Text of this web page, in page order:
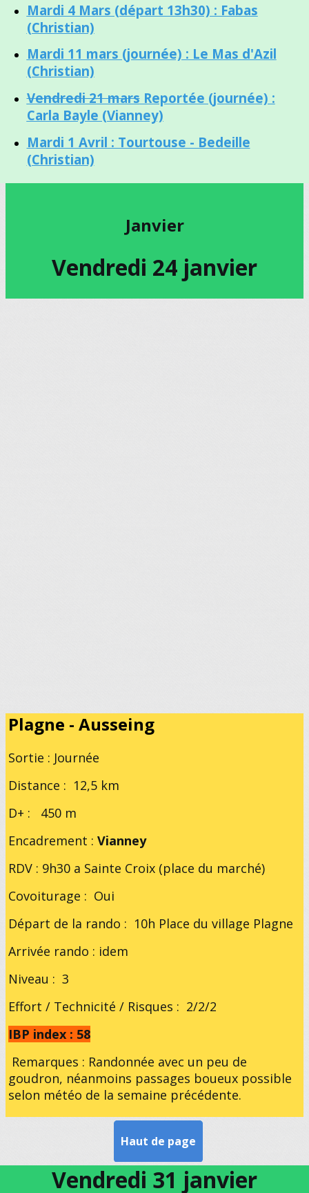
Mardi 4 Mars (départ 13h30) : Fabas
(Christian)
Mardi 11 mars (journée) : Le Mas d'Azil
(Christian)
Vendredi 21 marsReportée (journée) :
Carla Bayle (Vianney)
Mardi 1 Avril : Tourtouse - Bedeille
(Christian)
Janvier
Vendredi 24 janvier
Plagne - Ausseing
Sortie : Journée
Distance : 12,5 km
D+ : 450 m
Encadrement : Vianney
RDV : 9h30 a Sainte Croix (place du marché)
Covoiturage : Oui
Départ de la rando : 10h Place du village Plagne
Arrivée rando : idem
Niveau : 3
Effort / Technicité / Risques : 2/2/2
IBP index : 58
Remarques : Randonnée avec un peu de
goudron, néanmoins passages boueux possible
selon météo de la semaine précédente.
Haut de page
Vendredi 31 janvier